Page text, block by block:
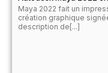
Maya 2022 fait un
création graphique
description de[...]